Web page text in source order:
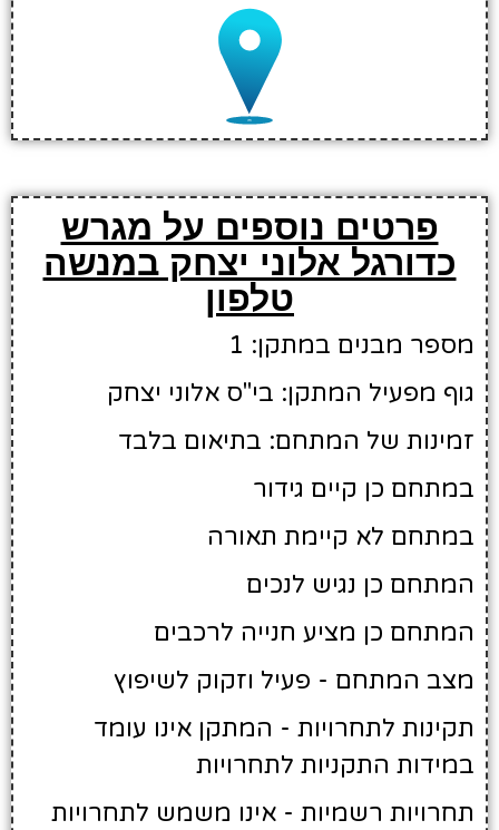
פרטים נוספים על מגרש
כדורגל אלוני יצחק במנשה
טלפון
מספר מבנים במתקן: 1
גוף מפעיל המתקן: בי"ס אלוני יצחק
זמינות של המתחם: בתיאום בלבד
במתחם כן קיים גידור
במתחם לא קיימת תאורה
המתחם כן נגיש לנכים
המתחם כן מציע חנייה לרכבים
מצב המתחם - פעיל וזקוק לשיפוץ
תקינות לתחרויות - המתקן אינו עומד
במידות התקניות לתחרויות
תחרויות רשמיות - אינו משמש לתחרויות